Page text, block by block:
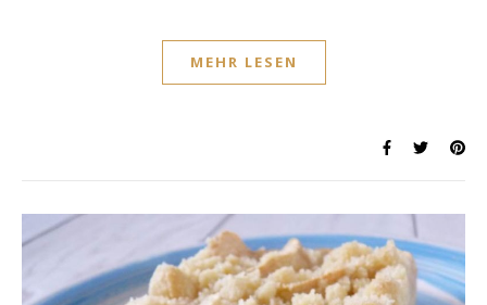
MEHR LESEN